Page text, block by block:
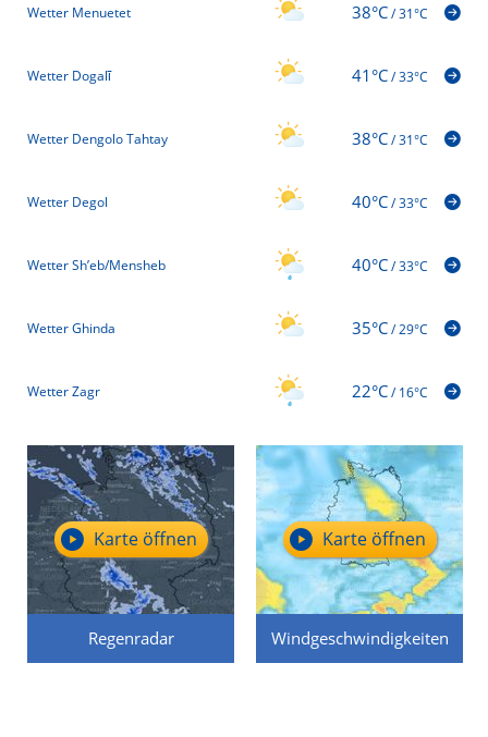
Wetter Menuetet 38°C/31°C
Wetter Dogalī 41°C/33°C
Wetter Dengolo Tahtay 38°C/31°C
Wetter Degol 40°C/33°C
Wetter Sh’eb/Mensheb 40°C/33°C
Wetter Ghinda 35°C/29°C
Wetter Zagr 22°C/16°C
Regenradar
Karte öffnen
Windgeschwindigkeiten
Karte öffnen